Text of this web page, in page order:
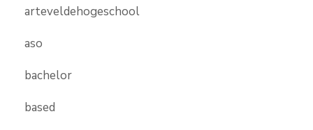
arteveldehogeschool
aso
bachelor
based